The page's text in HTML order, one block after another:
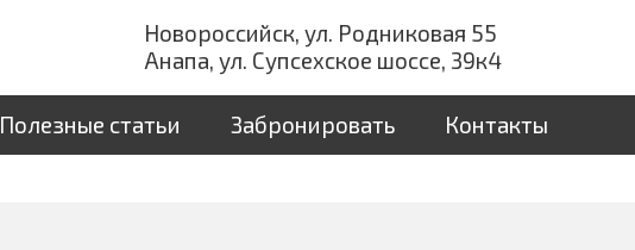
Новороссийск, ул. Родниковая 55
Анапа, ул. Супсехское шоссе, 39к4
Полезные статьи Забронировать Контакты